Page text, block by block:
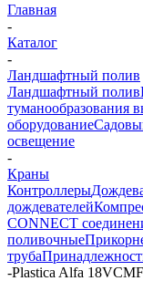
Главная
-
Каталог
-
Ландшафтный полив
Ландшафтный полив
туманообразования
оборудование
освещение
-
Краны
Контроллеры
дождевателей
CONNECT
поливочные
труба
-Plastica Alfa